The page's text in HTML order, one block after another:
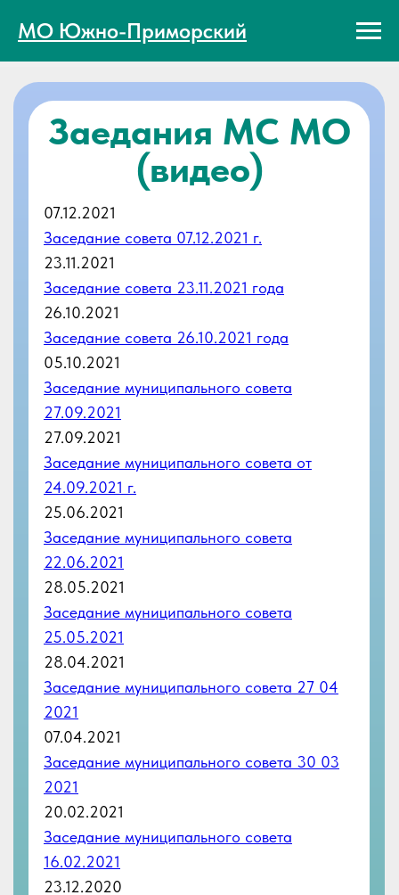
МО Южно-Приморский
Заедания МС МО
(видео)
Заседание совета 07.12.2021 г.
Заседание совета 23.11.2021 года
Заседание совета 26.10.2021 года
05.10.2021
27.09.2021
27.09.2021
Заседание муниципального совета от
24.09.2021 г.
25.06.2021
Заседание муниципального совета
28.05.2021
Заседание муниципального совета
25.05.2021
28.04.2021
Заседание муниципального совета 27 04
2021
Заседание муниципального совета 30 03
2021
20.02.2021
16.02.2021
23.12.2020
22.12.2020
09.12.2020
Заседание муниципального Совета
08.12.2020